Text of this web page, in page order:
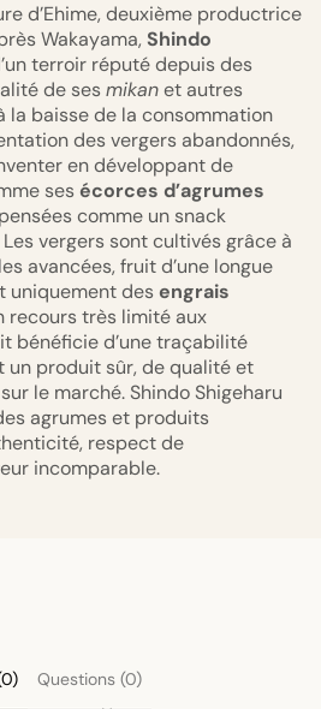
d’Ehime, deuxième productrice
Wakayama, Shindo
terroir réputé depuis des
de sesmikanet autres
la baisse de la consommation
des vergers abandonnés,
en développant de
sesécorces d’agrumes
comme un snack
vergers sont cultivés grâce à
avancées, fruit d’une longue
uniquement desengrais
recours très limité aux
bénéficie d’une traçabilité
un produit sûr, de qualité et
le marché. Shindo Shigeharu
agrumes et produits
respect de
incomparable.
Questions (0)